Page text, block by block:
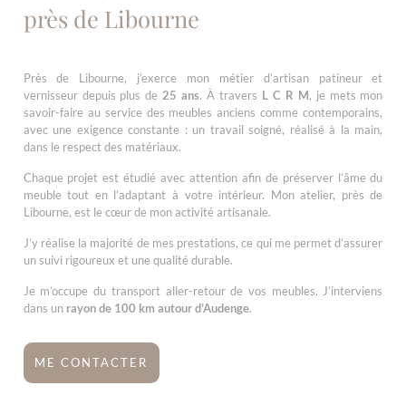
près de Libourne
Près de Libourne, j’exerce mon métier d’artisan patineur et
vernisseur depuis plus de 25 ans. À travers L C R M, je mets mon
savoir-faire au service des meubles anciens comme contemporains,
avec une exigence constante : un travail soigné, réalisé à la main,
dans le respect des matériaux.
Chaque projet est étudié avec attention afin de préserver l’âme du
meuble tout en l’adaptant à votre intérieur. Mon atelier, près de
Libourne, est le cœur de mon activité artisanale.
J’y réalise la majorité de mes prestations, ce qui me permet d’assurer
un suivi rigoureux et une qualité durable.
Je m’occupe du transport aller-retour de vos meubles. J’interviens
dans un rayon de 100 km autour d’Audenge.
ME CONTACTER